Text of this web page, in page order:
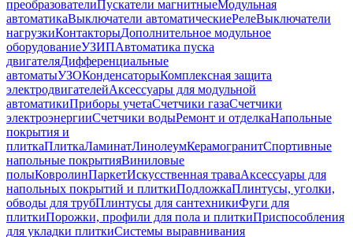
преобразователиПускатели магнитныеМодульная
автоматикаВыключатели автоматическиеРелеВыключатели
нагрузкиКонтакторыДополнительное модульное
оборудованиеУЗИПАвтоматика пуска
двигателяДифференциальные
автоматыУЗОКонденсаторыКомплексная защита
электродвигателейАксессуары для модульной
автоматикиПриборы учетаСчетчики газаСчетчики
электроэнергииСчетчики водыРемонт и отделкаНапольные
покрытия и
плиткаПлиткаЛаминатЛинолеумКерамогранитСпортивные
напольные покрытияВиниловые
полыКовролинПаркетИскусственная траваАксессуары для
напольных покрытий и плиткиПодложкаПлинтусы, уголки,
обводы для трубПлинтусы для сантехникиФуги для
плиткиПорожки, профили для пола и плиткиПриспособления
для укладки плиткиСистемы выравнивания